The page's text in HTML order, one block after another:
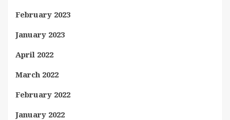
February 2023
January 2023
April 2022
March 2022
February 2022
January 2022